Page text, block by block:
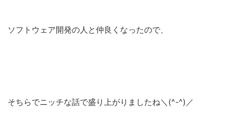
ソフトウェア開発の人と仲良くなったので、
そちらでニッチな話で盛り上がりましたね＼(^-^)／